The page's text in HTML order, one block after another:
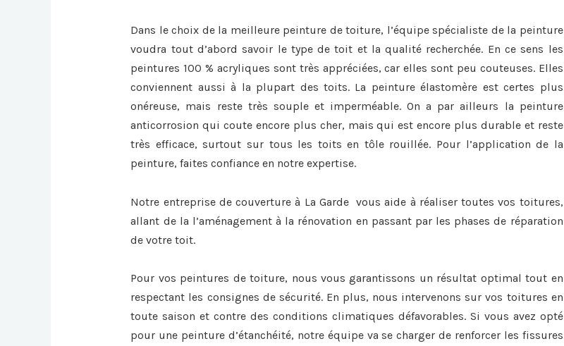
Dans le choix de la meilleure peinture de toiture, l’équipe spécialiste de la peinture
voudra tout d’abord savoir le type de toit et la qualité recherchée. En ce sens les
peintures 100 % acryliques sont très appréciées, car elles sont peu couteuses. Elles
conviennent aussi à la plupart des toits. La peinture élastomère est certes plus
onéreuse, mais reste très souple et imperméable. On a par ailleurs la peinture
anticorrosion qui coute encore plus cher, mais qui est encore plus durable et reste
très efficace, surtout sur tous les toits en tôle rouillée. Pour l’application de la
peinture, faites confiance en notre expertise.
Notre entreprise de couverture à La Garde vous aide à réaliser toutes vos toitures,
allant de la l’aménagement à la rénovation en passant par les phases de réparation
de votre toit.
Pour vos peintures de toiture, nous vous garantissons un résultat optimal tout en
respectant les consignes de sécurité. En plus, nous intervenons sur vos toitures en
toute saison et contre des conditions climatiques défavorables. Si vous avez opté
pour une peinture d’étanchéité, notre équipe va se charger de renforcer les fissures